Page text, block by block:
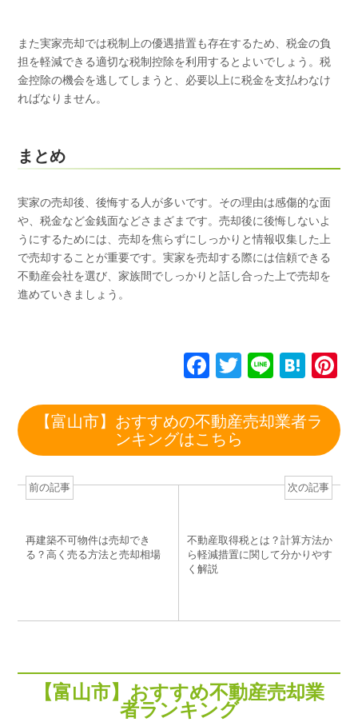
また実家売却では税制上の優遇措置も存在するため、税金の負
担を軽減できる適切な税制控除を利用するとよいでしょう。税
金控除の機会を逃してしまうと、必要以上に税金を支払わなけ
ればなりません。
まとめ
実家の売却後、後悔する人が多いです。その理由は感傷的な面
や、税金など金銭面などさまざまです。売却後に後悔しないよ
うにするためには、売却を焦らずにしっかりと情報収集した上
で売却することが重要です。実家を売却する際には信頼できる
不動産会社を選び、家族間でしっかりと話し合った上で売却を
進めていきましょう。
F
c
e
o
k
T
tt
Li
e
H
e
e
【富山市】おすすめの不動産売却業者ラ
ンキングはこちら
前の記事
再建築不可物件は売却でき
る？高く売る方法と売却相場
次の記事
不動産取得税とは？計算方法か
ら軽減措置に関して分かりやす
く解説
【富山市】おすすめ不動産売却業
者ランキング